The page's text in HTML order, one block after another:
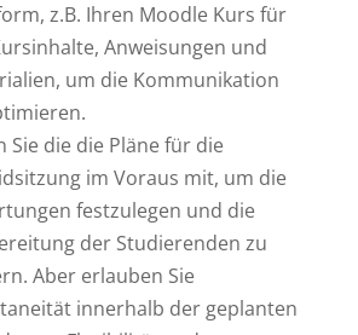
z.B. Ihren Moodle Kurs für
Anweisungen und
um die Kommunikation
Sie die die Pläne für die
im Voraus mit, um die
festzulegen und die
der Studierenden zu
Aber erlauben Sie
innerhalb der geplanten